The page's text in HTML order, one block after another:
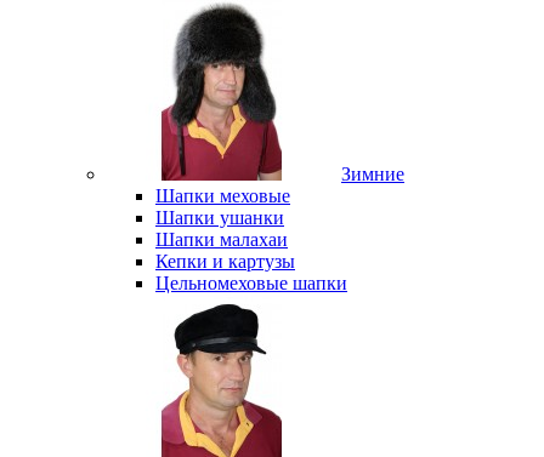
Зимние
Шапки меховые
Шапки ушанки
Шапки малахаи
Кепки и картузы
Цельномеховые шапки